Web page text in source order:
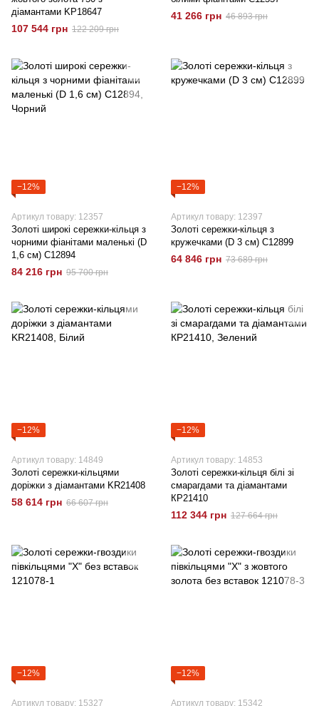
діамантами KP18647
107 544 грн 122 209 грн
41 266 грн 46 893 грн
−12%
Артикул товару: 12357
Золоті широкі сережки-кільця з
чорними фіанітами маленькі (D
1,6 см) C12894
84 216 грн 95 700 грн
−12%
Артикул товару: 12397
Золоті сережки-кільця з
кружечками (D 3 см) C12899
64 846 грн 73 689 грн
−12%
Артикул товару: 14849
Золоті сережки-кільцями
доріжки з діамантами KR21408
58 614 грн 66 607 грн
−12%
Артикул товару: 14853
Золоті сережки-кільця білі зі
смарагдами та діамантами
КР21410
112 344 грн 127 664 грн
−12%
Артикул товару: 15327
−12%
Артикул товару: 15342